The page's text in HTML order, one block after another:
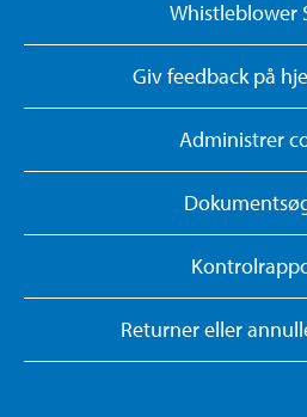
Whistleblower
Giv feedback på
Administrer
Returner eller